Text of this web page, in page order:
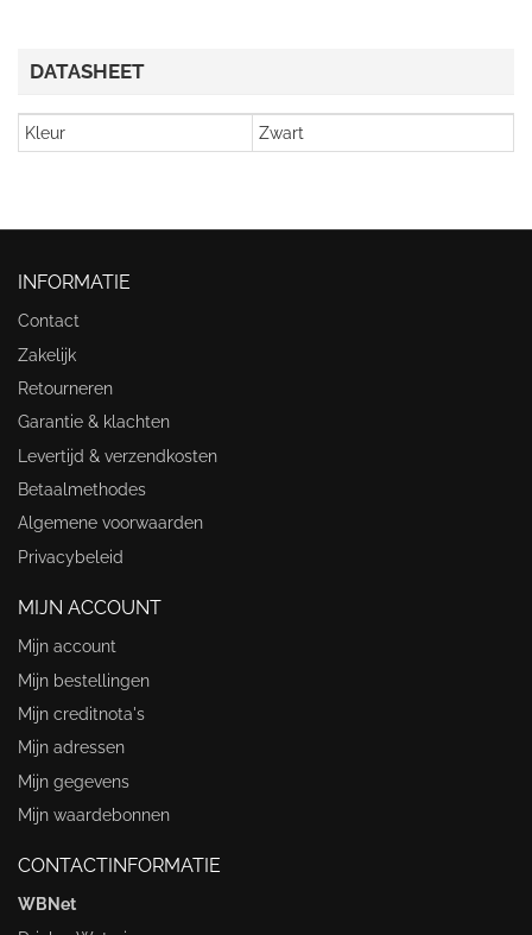
DATASHEET
Kleur Zwart
INFORMATIE
Contact
Zakelijk
Retourneren
Garantie & klachten
Levertijd & verzendkosten
Betaalmethodes
Algemene voorwaarden
Privacybeleid
MIJN ACCOUNT
Mijn account
Mijn bestellingen
Mijn creditnota's
Mijn adressen
Mijn gegevens
Mijn waardebonnen
CONTACTINFORMATIE
WBNet